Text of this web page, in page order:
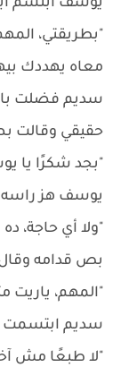
يوسف ابتسم
"بطريقتي،
معاه يهددك
سديم فضلت
حقيقي وقالت
"بجد شكرًا يا
يوسف هز
"ولا أي حاجة،
بص قدامه وقال
"المهم، ياريت
سديم ابتسمت
"لا طبعًا مش